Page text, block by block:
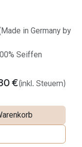
in Germany by
Seiffen
€(inkl. Steuern)